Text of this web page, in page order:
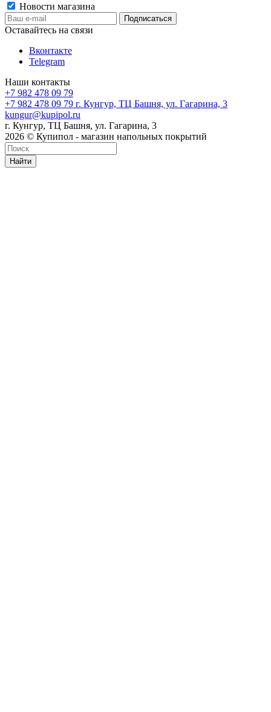
Новости магазина
Оставайтесь на связи
Вконтакте
Telegram
Наши контакты
+7 982 478 09 79
+7 982 478 09 79 г. Кунгур, ТЦ Башня, ул. Гагарина, 3
kungur@kupipol.ru
г. Кунгур, ТЦ Башня, ул. Гагарина, 3
2026 © Купипол - магазин напольных покрытий
Найти